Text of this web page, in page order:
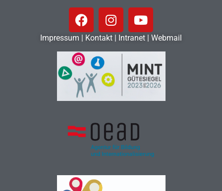
Impressum Kontakt Intranet Webmail